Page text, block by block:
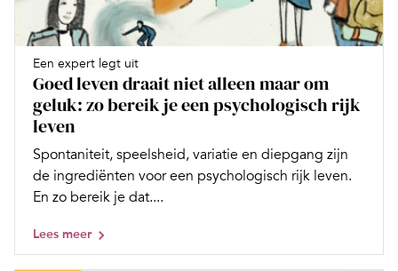
Een expert legt uit
Goed leven draait niet alleen maar om
geluk: zo bereik je een psychologisch rijk
leven
Spontaniteit, speelsheid, variatie en diepgang zijn
de ingrediënten voor een psychologisch rijk leven.
En zo bereik je dat....
Lees meer